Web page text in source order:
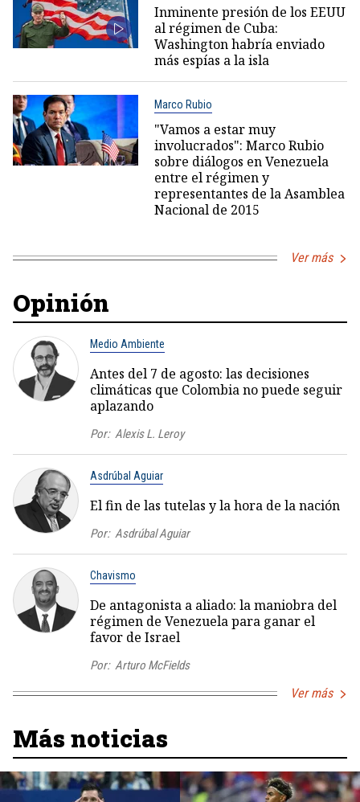
Inminente presión de los EEUU
al régimen de Cuba:
Washington habría enviado
más espías a la isla
Marco Rubio
"Vamos a estar muy
involucrados": Marco Rubio
sobre diálogos en Venezuela
entre el régimen y
representantes de la Asamblea
Nacional de 2015
Ver más
Opinión
Medio Ambiente
Antes del 7 de agosto: las decisiones
climáticas que Colombia no puede seguir
aplazando
Por: Alexis L. Leroy
Asdrúbal Aguiar
El fin de las tutelas y la hora de la nación
Por: Asdrúbal Aguiar
Chavismo
De antagonista a aliado: la maniobra del
régimen de Venezuela para ganar el
favor de Israel
Por: Arturo McFields
Ver más
Más noticias